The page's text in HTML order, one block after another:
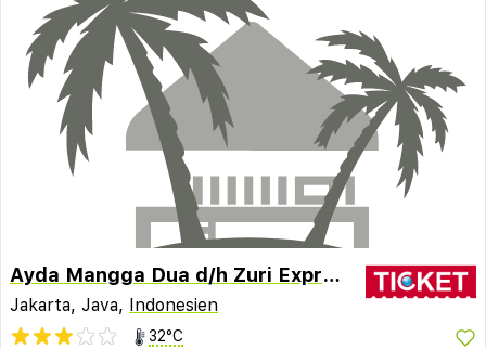
Ayda Mangga Dua d/h Zuri Express Mangga Dua
Jakarta, Java, Indonesien
32°C